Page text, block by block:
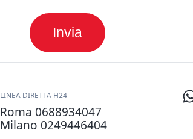
LINEA DIRETTA H24
Roma 0688934047
Milano 0249446404